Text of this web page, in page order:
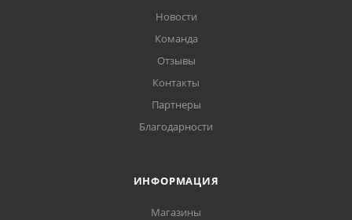
Новости
Команда
Отзывы
Контакты
Партнеры
Благодарности
ИНФОРМАЦИЯ
Магазины